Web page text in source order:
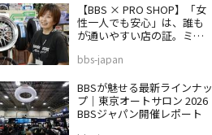
【BBS × PRO SHOP】「女
性一人でも安心」は、誰も
が通いやすい店の証。ミス
ス店
bbs-japan
BBSが魅せる最新ラインナッ
プ｜東京オートサロン 2026
BBSジャパン開催レポート